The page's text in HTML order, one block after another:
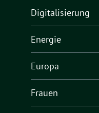
Digitalisierung
Energie
Europa
Frauen